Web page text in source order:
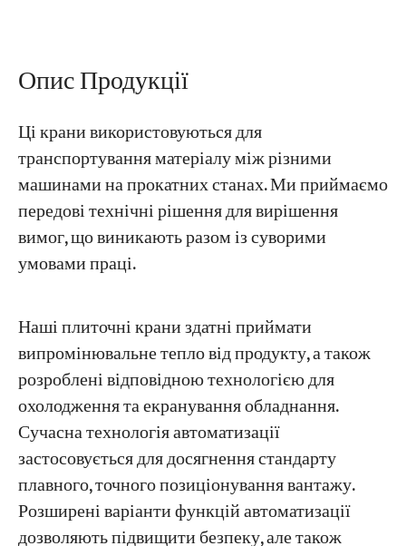
Програми
Про нас
Опис Продукції
Ці крани використовуються для
транспортування матеріалу між різними
машинами на прокатних станах. Ми приймаємо
передові технічні рішення для вирішення
вимог, що виникають разом із суворими
умовами праці.
Наші плиточні крани здатні приймати
випромінювальне тепло від продукту, а також
розроблені відповідною технологією для
охолодження та екранування обладнання.
Сучасна технологія автоматизації
застосовується для досягнення стандарту
плавного, точного позиціонування вантажу.
Розширені варіанти функцій автоматизації
дозволяють підвищити безпеку, але також